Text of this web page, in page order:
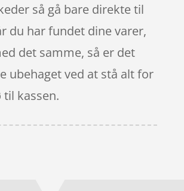
så gå bare direkte til
du har fundet dine varer,
det samme, så er det
ubehaget ved at stå alt for
kassen.